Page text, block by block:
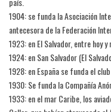
1904: se funda la Asociación
antecesora de la Federación
1923: en El Salvador, entre hoy
1924: en San Salvador (El
1928: en España se funda el
1930: Se funda la Compañía
1933: en el mar Caribe, los